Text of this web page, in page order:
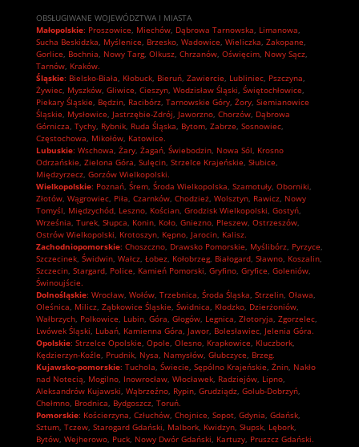
OBSŁUGIWANE WOJEWÓDZTWA I MIASTA
Małopolskie: Proszowice, Miechów, Dąbrowa Tarnowska, Limanowa,
Sucha Beskidzka, Myślenice, Brzesko, Wadowice, Wieliczka, Zakopane,
Gorlice, Bochnia, Nowy Targ, Olkusz, Chrzanów, Oświęcim, Nowy Sącz,
Tarnów, Kraków.
Śląskie: Bielsko-Biała, Kłobuck, Bieruń, Zawiercie, Lubliniec, Pszczyna,
Żywiec, Myszków, Gliwice, Cieszyn, Wodzisław Śląski, Świętochłowice,
Piekary Śląskie, Będzin, Racibórz, Tarnowskie Góry, Żory, Siemianowice
Śląskie, Mysłowice, Jastrzębie-Zdrój, Jaworzno, Chorzów, Dąbrowa
Górnicza, Tychy, Rybnik, Ruda Śląska, Bytom, Zabrze, Sosnowiec,
Częstochowa, Mikołów, Katowice.
Lubuskie: Wschowa, Żary, Żagań, Świebodzin, Nowa Sól, Krosno
Odrzańskie, Zielona Góra, Sulęcin, Strzelce Krajeńskie, Słubice,
Międzyrzecz, Gorzów Wielkopolski.
Wielkopolskie: Poznań, Śrem, Środa Wielkopolska, Szamotuły, Oborniki,
Złotów, Wągrowiec, Piła, Czarnków, Chodzież, Wolsztyn, Rawicz, Nowy
Tomyśl, Międzychód, Leszno, Kościan, Grodzisk Wielkopolski, Gostyń,
Września, Turek, Słupca, Konin, Koło, Gniezno, Pleszew, Ostrzeszów,
Ostrów Wielkopolski, Krotoszyn, Kępno, Jarocin, Kalisz.
Zachodniopomorskie: Choszczno, Drawsko Pomorskie, Myślibórz, Pyrzyce,
Szczecinek, Świdwin, Wałcz, Łobez, Kołobrzeg, Białogard, Sławno, Koszalin,
Szczecin, Stargard, Police, Kamień Pomorski, Gryfino, Gryfice, Goleniów,
Świnoujście.
Dolnośląskie: Wrocław, Wołów, Trzebnica, Środa Śląska, Strzelin, Oława,
Oleśnica, Milicz, Ząbkowice Śląskie, Świdnica, Kłodzko, Dzierżoniów,
Wałbrzych, Polkowice, Lubin, Góra, Głogów, Legnica, Złotoryja, Zgorzelec,
Lwówek Śląski, Lubań, Kamienna Góra, Jawor, Bolesławiec, Jelenia Góra.
Opolskie: Strzelce Opolskie, Opole, Olesno, Krapkowice, Kluczbork,
Kędzierzyn-Koźle, Prudnik, Nysa, Namysłów, Głubczyce, Brzeg.
Kujawsko-pomorskie: Tuchola, Świecie, Sępólno Krajeńskie, Żnin, Nakło
nad Notecią, Mogilno, Inowrocław, Włocławek, Radziejów, Lipno,
Aleksandrów Kujawski, Wąbrzeźno, Rypin, Grudziądz, Golub-Dobrzyń,
Chełmno, Brodnica, Bydgoszcz, Toruń.
Pomorskie: Kościerzyna, Człuchów, Chojnice, Sopot, Gdynia, Gdańsk,
Sztum, Tczew, Starogard Gdański, Malbork, Kwidzyn, Słupsk, Lębork,
Bytów, Wejherowo, Puck, Nowy Dwór Gdański, Kartuzy, Pruszcz Gdański.